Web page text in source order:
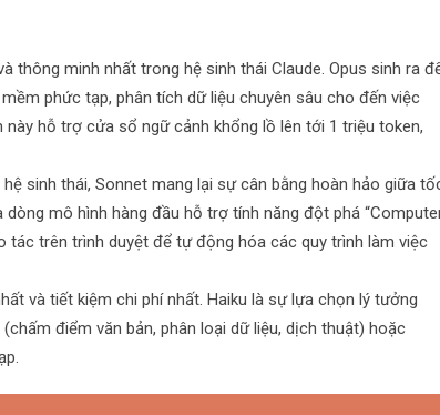
thông minh nhất trong hệ sinh thái Claude. Opus sinh ra
phức tạp, phân tích dữ liệu chuyên sâu cho đến việc
hỗ trợ cửa sổ ngữ cảnh khổng lồ lên tới 1 triệu token,
sinh thái, Sonnet mang lại sự cân bằng hoàn hảo giữa
mô hình hàng đầu hỗ trợ tính năng đột phá
tác trên trình duyệt để tự động hóa các quy trình làm việc
và tiết kiệm chi phí nhất. Haiku là sự lựa chọn lý tưởng
điểm văn bản, phân loại dữ liệu, dịch thuật) hoặc